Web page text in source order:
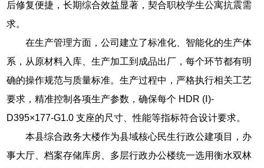
后修复便捷，长期综合效益显著，契合职校学生公寓抗震需
求。
在生产管理方面，公司建立了标准化、智能化的生产体
系，从原材料入库、生产加工到成品出厂，每个环节都有明
确的操作规范与质量标准。生产过程中，严格执行相关工艺
要求，精准控制各项生产参数，确保每个 HDR (Ⅰ)-
D395×177-G1.0 支座的尺寸、性能等指标符合设计要求。
本县综合政务大楼作为县域核心民生行政公建项目，办
事大厅、档案存储库房、多层行政办公楼统一选用衡水双林